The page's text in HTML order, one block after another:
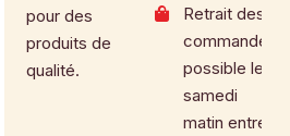
pour des
produits de
qualité.
Retrait des
commandes
possible le
samedi
matin entre